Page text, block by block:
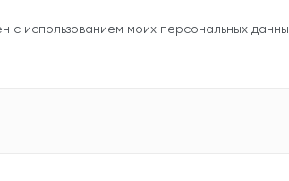
с использованием моих персональных